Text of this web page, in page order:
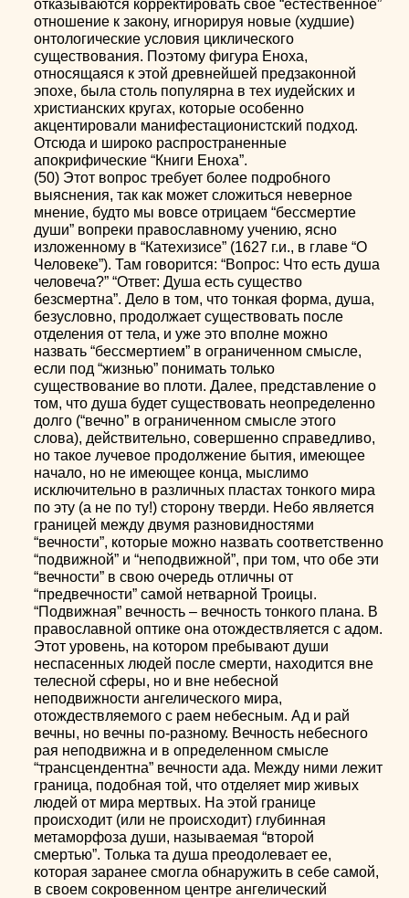
отказываются корректировать свое “естественное”
отношение к закону, игнорируя новые (худшие)
онтологические условия циклического
существования. Поэтому фигура Еноха,
относящаяся к этой древнейшей предзаконной
эпохе, была столь популярна в тех иудейских и
христианских кругах, которые особенно
акцентировали манифестационистский подход.
Отсюда и широко распространенные
апокрифические “Книги Еноха”.
(50) Этот вопрос требует более подробного
выяснения, так как может сложиться неверное
мнение, будто мы вовсе отрицаем “бессмертие
души” вопреки православному учению, ясно
изложенному в “Катехизисе” (1627 г.и., в главе “О
Человеке”). Там говорится: “Вопрос: Что есть душа
человеча?” “Ответ: Душа есть существо
безсмертна”. Дело в том, что тонкая форма, душа,
безусловно, продолжает существовать после
отделения от тела, и уже это вполне можно
назвать “бессмертием” в ограниченном смысле,
если под “жизнью” понимать только
существование во плоти. Далее, представление о
том, что душа будет существовать неопределенно
долго (“вечно” в ограниченном смысле этого
слова), действительно, совершенно справедливо,
но такое лучевое продолжение бытия, имеющее
начало, но не имеющее конца, мыслимо
исключительно в различных пластах тонкого мира
по эту (а не по ту!) сторону тверди. Небо является
границей между двумя разновидностями
“вечности”, которые можно назвать соответственно
“подвижной” и “неподвижной”, при том, что обе эти
“вечности” в свою очередь отличны от
“предвечности” самой нетварной Троицы.
“Подвижная” вечность – вечность тонкого плана. В
православной оптике она отождествляется с адом.
Этот уровень, на котором пребывают души
неспасенных людей после смерти, находится вне
телесной сферы, но и вне небесной
неподвижности ангелического мира,
отождествляемого с раем небесным. Ад и рай
вечны, но вечны по-разному. Вечность небесного
рая неподвижна и в определенном смысле
“трансцендентна” вечности ада. Между ними лежит
граница, подобная той, что отделяет мир живых
людей от мира мертвых. На этой границе
происходит (или не происходит) глубинная
метаморфоза души, называемая “второй
смертью”. Толька та душа преодолевает ее,
которая заранее смогла обнаружить в себе самой,
в своем сокровенном центре ангелический